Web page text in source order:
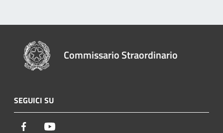
Commissario Straordinario
SEGUICI SU
Facebook